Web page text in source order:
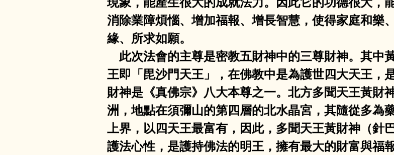
消除業障煩惱、增加福報、增長智慧，使得家庭和樂
緣、所求如願。
此次法會的主尊是密教五財神中的三尊財神。其中
王即「毘沙門天王」，在佛教中是為護世四大天王，
財神是《真佛宗》八大本尊之一。北方多聞天王黃財
洲，地點在須彌山的第四層的北水晶宮，其隨從多為
上界，以四天王最富有，因此，多聞天王黃財神（針
護法心性，是護持佛法的明王，擁有最大的財富與福